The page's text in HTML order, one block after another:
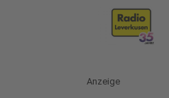
Anzeige